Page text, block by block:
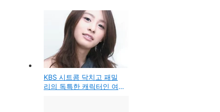
KBS 시트콤 닥치고 패밀
리의 독특한 캐릭터인 여